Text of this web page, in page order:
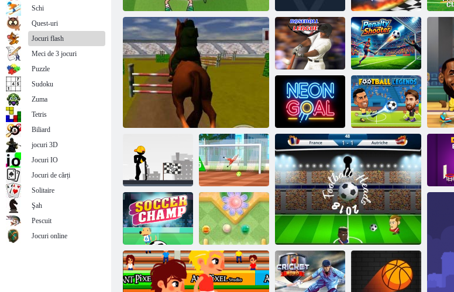
Baschet. io
Toon Cup 2016
100 de mingi de
golf
Drag Race 3D
Jumping Horse 3D
Liga de baseball Penalty Shooter
Neon Gol
Legendele
fotbalului
Stickman Skate
360 Epic City
Street Freekick
3d
Fotbal Champ
Mini Putt
Garden
Schi
Quest-uri
Jocuri flash
Meci de 3 jocuri
Puzzle
Sudoku
Zuma
Tetris
Biliard
jocuri 3D
Jocuri IO
Jocuri de cărți
Solitaire
Şah
Pescuit
Jocuri online